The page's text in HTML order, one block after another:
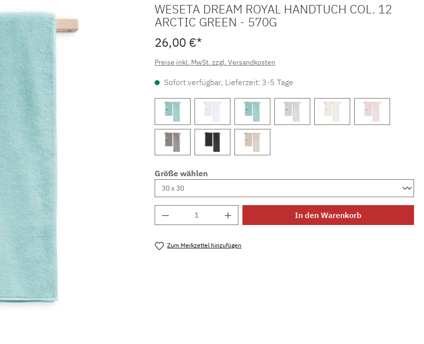
WESETA DREAM ROYAL HANDTUCH COL. 12
ARCTIC GREEN - 570G
26,00 €*
Preise inkl. MwSt. zzgl. Versandkosten
Sofort verfügbar, Lieferzeit: 3-5 Tage
Größe wählen
Produkt Anzahl: Gib den gewünschten Wert ein
In den Warenkorb
Zum Merkzettel hinzufügen